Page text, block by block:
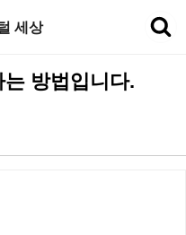
세상
방법입니다.